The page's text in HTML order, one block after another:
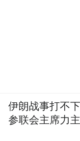
伊朗战事打不
参联会主席力